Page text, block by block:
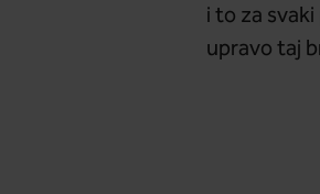
i to za
upravo taj